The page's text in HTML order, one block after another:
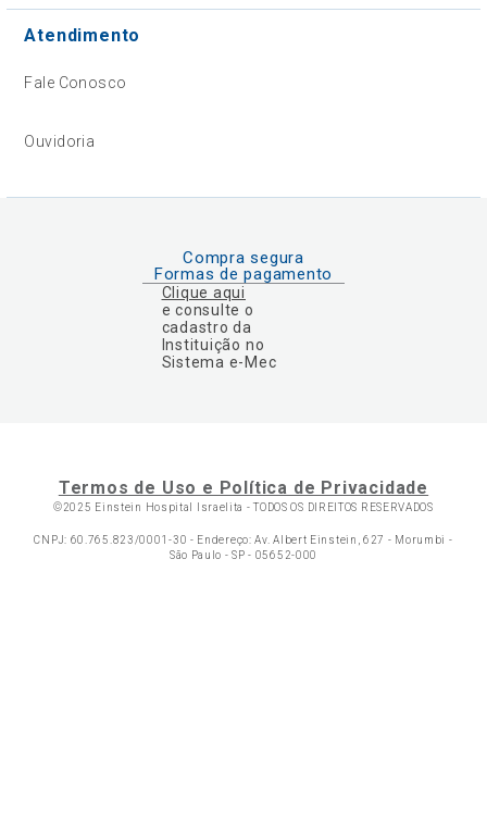
Atendimento
Fale Conosco
Ouvidoria
Compra segura
Formas de pagamento
Clique aqui
e consulte o
cadastro da
Instituição no
Sistema e-Mec
Termos de Uso e Política de Privacidade
©2025 Einstein Hospital Israelita -TODOS OS DIREITOS RESERVADOS
CNPJ: 60.765.823/0001-30 - Endereço: Av. Albert Einstein, 627 - Morumbi -
São Paulo - SP - 05652-000